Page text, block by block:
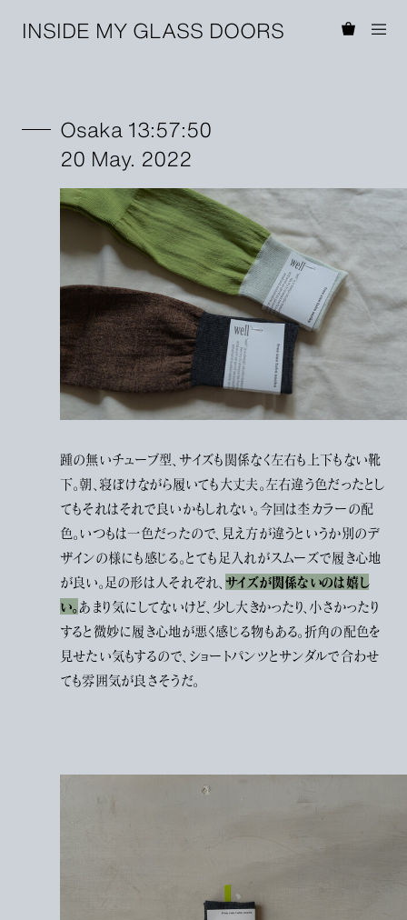
INSIDE MY GLASS DOORS
Osaka 13:57:50
20 May. 2022
踵の無いチューブ型、サイズも関係なく左右も上下もない靴
下。朝、寝ぼけながら履いても大丈夫。左右違う色だったとし
てもそれはそれで良いかもしれない。今回は杢カラーの配
色。いつもは一色だったので、見え方が違うというか別のデ
ザインの様にも感じる。とても足入れがスムーズで履き心地
が良い。足の形は人それぞれ、 サイズが関係ないのは嬉し
い。 あまり気にしてないけど、少し大きかったり、小さかったり
すると微妙に履き心地が悪く感じる物もある。折角の配色を
見せたい気もするので、ショートパンツとサンダルで合わせ
ても雰囲気が良さそうだ。